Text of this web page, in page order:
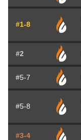
#1-8
#2
#5-7
#5-8
#3-4